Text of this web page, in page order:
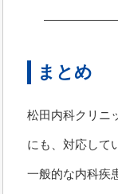
まとめ
松田内科クリニ
にも、対応して
一般的な内科疾